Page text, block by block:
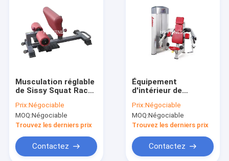
Musculation réglable
de Sissy Squat Rack
qualité marchande
Prix:Négociable
MOQ:Négociable
Trouvez les derniers prix
Contactez
Équipement
d'intérieur de
marchande, machine
de boucle de biceps
posée par forme
Prix:Négociable
MOQ:Négociable
Trouvez les derniers prix
Contactez